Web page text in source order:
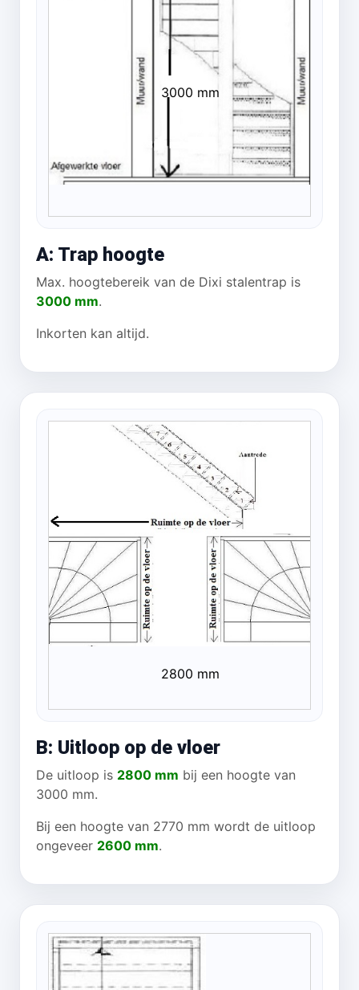
3000 mm
A: Trap hoogte
Max. hoogtebereik van de Dixi stalentrap is
3000 mm.
Inkorten kan altijd.
2800 mm
B: Uitloop op de vloer
De uitloop is 2800 mm bij een hoogte van
3000 mm.
Bij een hoogte van 2770 mm wordt de uitloop
ongeveer 2600 mm.